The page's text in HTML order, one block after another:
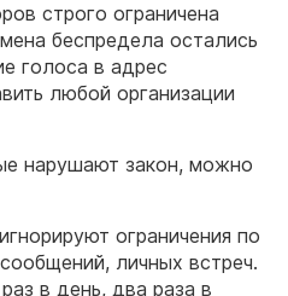
строго ограничена
беспредела остались
голоса в адрес
любой организации
нарушают закон, можно
ограничения по
личных встреч.
в день, два раза в